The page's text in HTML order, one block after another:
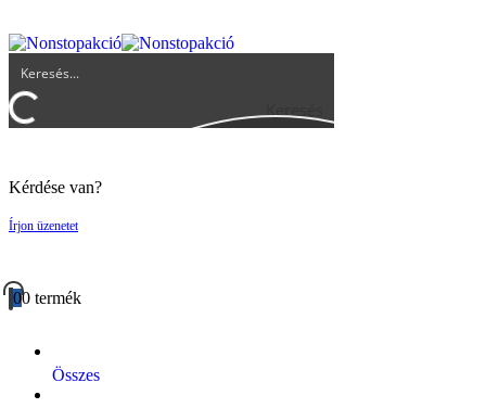
Keresés
Kérdése van?
Írjon üzenetet
00 termék
Összes